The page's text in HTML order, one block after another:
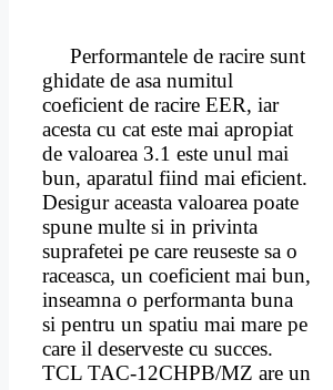
Performantele de racire sunt
ghidate de asa numitul
coeficient de racire EER, iar
acesta cu cat este mai apropiat
de valoarea 3.1 este unul mai
bun, aparatul fiind mai eficient.
Desigur aceasta valoarea poate
spune multe si in privinta
suprafetei pe care reuseste sa o
raceasca, un coeficient mai bun,
inseamna o performanta buna
si pentru un spatiu mai mare pe
care il deserveste cu succes.
TCL TAC-12CHPB/MZ are un